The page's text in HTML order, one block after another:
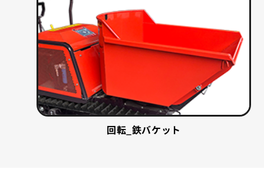
回転_鉄バケット